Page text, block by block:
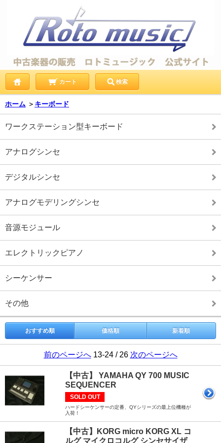
カート 検索
ホーム ＞ キーボード
ワークステーション型キーボード
アナログシンセ
デジタルシンセ
アナログモデリングシンセ
音源モジュール
エレクトリックピアノ
シーケンサー
その他
おすすめ順 価格順 新着順
前のページへ13-24 / 26 次のページへ
【中古】 YAMAHA QY 700 MUSIC
SEQUENCER
SOLD OUT
ハードシーケンサーの定番、QYシリーズの最上位機種が
入荷！
【中古】KORG micro KORG XL コ
ルグ マイクロコルグ シンセサイザ